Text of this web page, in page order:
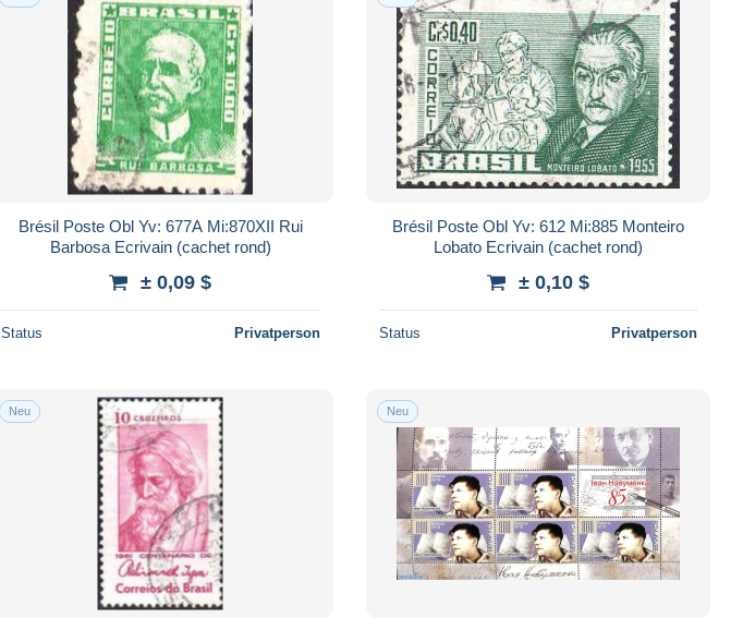
Brésil Poste Obl Yv: 677A Mi:870XII Rui
Barbosa Ecrivain (cachet rond)
± 0,09 $
Status Privatperson
Brésil Poste Obl Yv: 612 Mi:885 Monteiro
Lobato Ecrivain (cachet rond)
± 0,10 $
Status Privatperson
Neu Neu